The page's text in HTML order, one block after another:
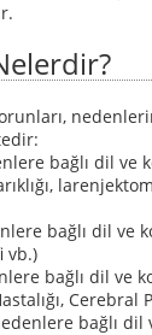
bağlı dil ve
bağlı dil ve
vb.)
bağlı dil ve
Cerebral
bağlı dil